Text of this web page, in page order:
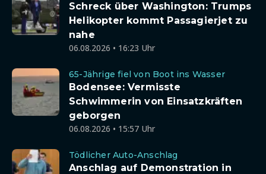
Schreck über Washington: Trumps
Helikopter kommt Passagierjet zu
nahe
06.08.2026 • 16:23 Uhr
65-Jährige fiel von Boot ins Wasser
Bodensee: Vermisste
Schwimmerin von Einsatzkräften
geborgen
06.08.2026 • 15:57 Uhr
Tödlicher Auto-Anschlag
Anschlag auf Demonstration in